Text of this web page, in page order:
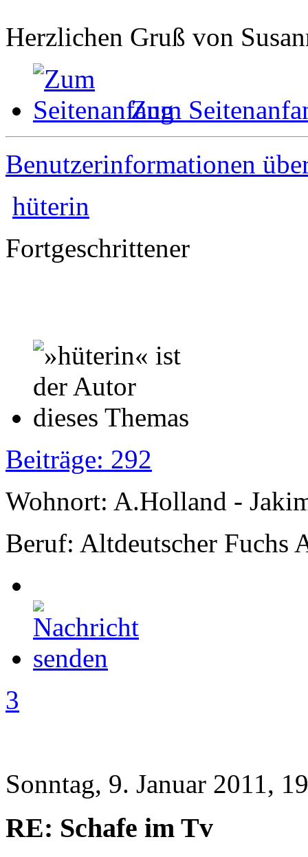
Herzlichen Gruß von
Zum
Benutzerinformationen
hüterin
Fortgeschrittener
Beiträge: 292
Wohnort: A.Holland -
Beruf: Altdeutscher Fuchs
3
Sonntag, 9. Januar 2011,
RE: Schafe im Tv